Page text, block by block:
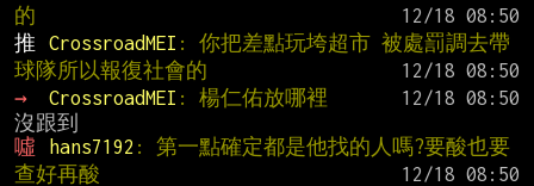
的
推
CrossroadMEI : 你把差點玩垮超市 被處罰調去帶
球隊所以報復社會的
→
CrossroadMEI : 楊仁佑放哪裡
噓
hans7192 : 第一點確定都是他找的人嗎?要酸也要
查好再酸